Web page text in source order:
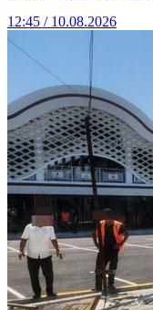
12:45 / 10.08.2026